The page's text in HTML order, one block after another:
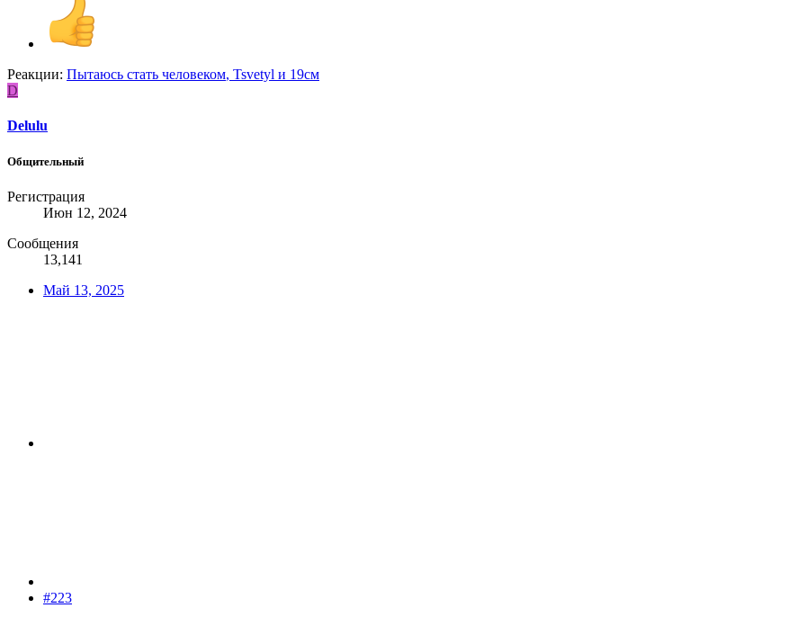
Реакции: Пытаюсь стать человеком, Tsvetyl и 19см
D
Delulu
Общительный
Регистрация
Июн 12, 2024
Сообщения
13,141
Май 13, 2025
#223